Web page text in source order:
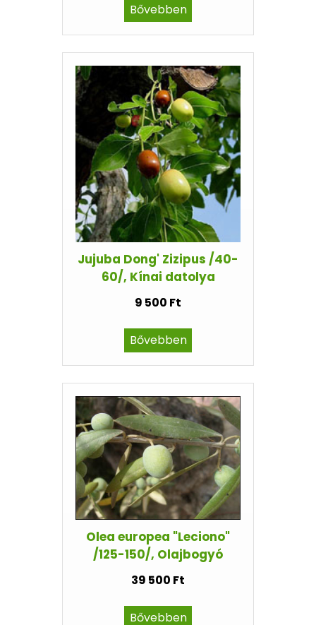
Bővebben
Jujuba Dong' Zizipus /40-
60/, Kínai datolya
9 500 Ft
Bővebben
Olea europea "Leciono"
/125-150/, Olajbogyó
39 500 Ft
Bővebben